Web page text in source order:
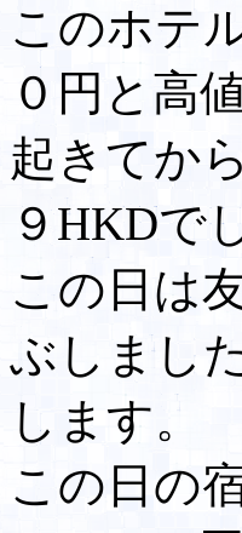
このホテ
０円と高
起きてか
９HKDで
この日は
ぶしまし
します。
この日の